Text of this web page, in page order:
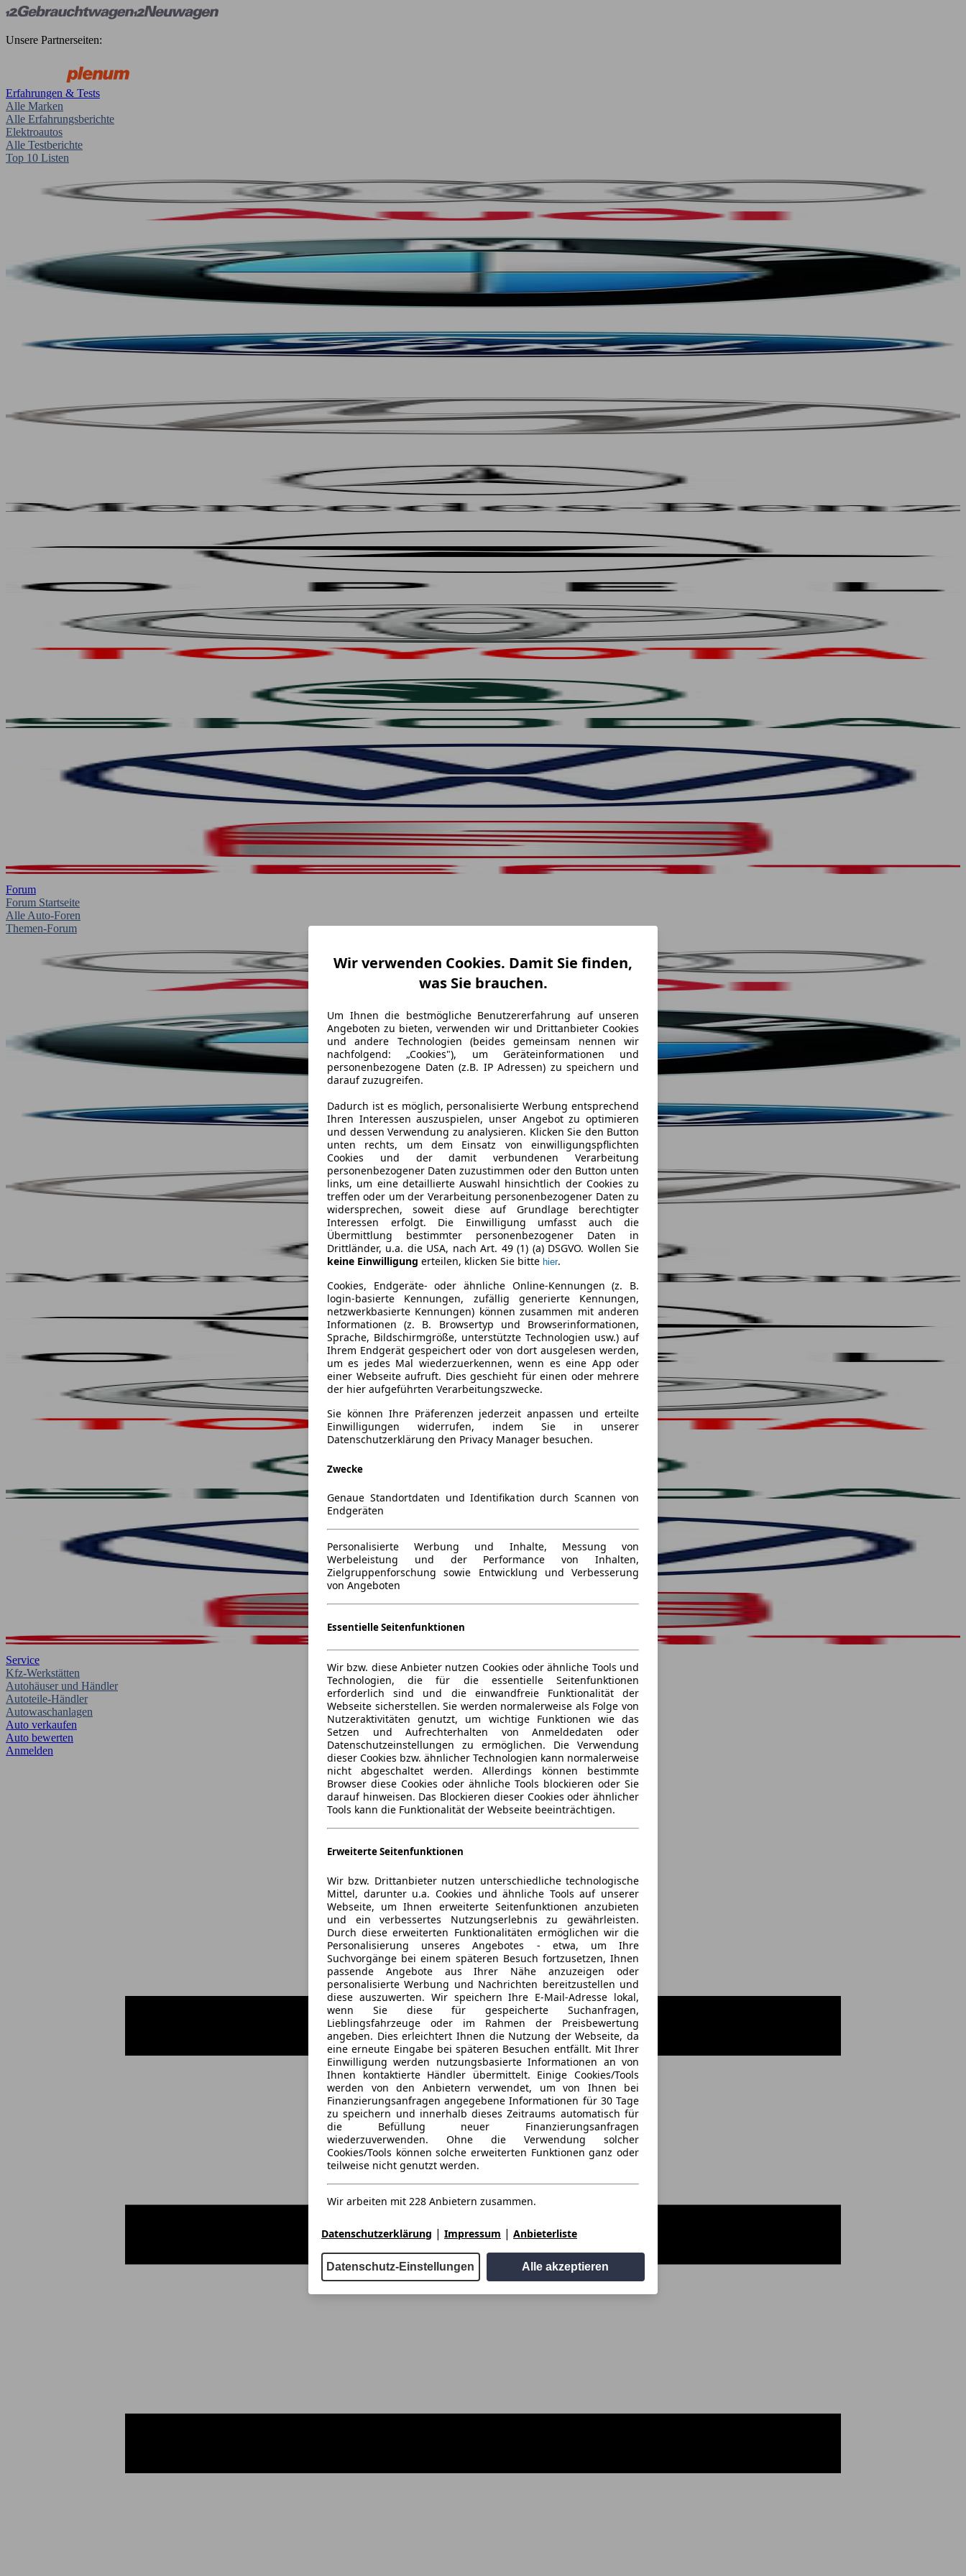
Unsere Partnerseiten:
Erfahrungen & Tests
Alle Marken
Alle Erfahrungsberichte
Elektroautos
Alle Testberichte
Top 10 Listen
Forum
Forum Startseite
Alle Auto-Foren
Themen-Forum
Service
Kfz-Werkstätten
Autohäuser und Händler
Autoteile-Händler
Autowaschanlagen
Auto verkaufen
Auto bewerten
Anmelden
Wir verwenden Cookies. Damit Sie finden,
was Sie brauchen.
Um Ihnen die bestmögliche Benutzererfahrung auf unseren
Angeboten zu bieten, verwenden wir und Drittanbieter Cookies
und andere Technologien (beides gemeinsam nennen wir
nachfolgend: „Cookies"), um Geräteinformationen und
personenbezogene Daten (z.B. IP Adressen) zu speichern und
darauf zuzugreifen.
Dadurch ist es möglich, personalisierte Werbung entsprechend
Ihren Interessen auszuspielen, unser Angebot zu optimieren
und dessen Verwendung zu analysieren. Klicken Sie den Button
unten rechts, um dem Einsatz von einwilligungspflichten
Cookies und der damit verbundenen Verarbeitung
personenbezogener Daten zuzustimmen oder den Button unten
links, um eine detaillierte Auswahl hinsichtlich der Cookies zu
treffen oder um der Verarbeitung personenbezogener Daten zu
widersprechen, soweit diese auf Grundlage berechtigter
Interessen erfolgt. Die Einwilligung umfasst auch die
Übermittlung bestimmter personenbezogener Daten in
Drittländer, u.a. die USA, nach Art. 49 (1) (a) DSGVO. Wollen Sie
keine Einwilligung erteilen, klicken Sie bitte hier.
Cookies, Endgeräte- oder ähnliche Online-Kennungen (z. B.
login-basierte Kennungen, zufällig generierte Kennungen,
netzwerkbasierte Kennungen) können zusammen mit anderen
Informationen (z. B. Browsertyp und Browserinformationen,
Sprache, Bildschirmgröße, unterstützte Technologien usw.) auf
Ihrem Endgerät gespeichert oder von dort ausgelesen werden,
um es jedes Mal wiederzuerkennen, wenn es eine App oder
einer Webseite aufruft. Dies geschieht für einen oder mehrere
der hier aufgeführten Verarbeitungszwecke.
Sie können Ihre Präferenzen jederzeit anpassen und erteilte
Einwilligungen widerrufen, indem Sie in unserer
Datenschutzerklärung den Privacy Manager besuchen.
Zwecke
Genaue Standortdaten und Identifikation durch Scannen von
Endgeräten
Personalisierte Werbung und Inhalte, Messung von
Werbeleistung und der Performance von Inhalten,
Zielgruppenforschung sowie Entwicklung und Verbesserung
von Angeboten
Essentielle Seitenfunktionen
Wir bzw. diese Anbieter nutzen Cookies oder ähnliche Tools und
Technologien, die für die essentielle Seitenfunktionen
erforderlich sind und die einwandfreie Funktionalität der
Webseite sicherstellen. Sie werden normalerweise als Folge von
Nutzeraktivitäten genutzt, um wichtige Funktionen wie das
Setzen und Aufrechterhalten von Anmeldedaten oder
Datenschutzeinstellungen zu ermöglichen. Die Verwendung
dieser Cookies bzw. ähnlicher Technologien kann normalerweise
nicht abgeschaltet werden. Allerdings können bestimmte
Browser diese Cookies oder ähnliche Tools blockieren oder Sie
darauf hinweisen. Das Blockieren dieser Cookies oder ähnlicher
Tools kann die Funktionalität der Webseite beeinträchtigen.
Erweiterte Seitenfunktionen
Wir bzw. Drittanbieter nutzen unterschiedliche technologische
Mittel, darunter u.a. Cookies und ähnliche Tools auf unserer
Webseite, um Ihnen erweiterte Seitenfunktionen anzubieten
und ein verbessertes Nutzungserlebnis zu gewährleisten.
Durch diese erweiterten Funktionalitäten ermöglichen wir die
Personalisierung unseres Angebotes - etwa, um Ihre
Suchvorgänge bei einem späteren Besuch fortzusetzen, Ihnen
passende Angebote aus Ihrer Nähe anzuzeigen oder
personalisierte Werbung und Nachrichten bereitzustellen und
diese auszuwerten. Wir speichern Ihre E-Mail-Adresse lokal,
wenn Sie diese für gespeicherte Suchanfragen,
Lieblingsfahrzeuge oder im Rahmen der Preisbewertung
angeben. Dies erleichtert Ihnen die Nutzung der Webseite, da
eine erneute Eingabe bei späteren Besuchen entfällt. Mit Ihrer
Einwilligung werden nutzungsbasierte Informationen an von
Ihnen kontaktierte Händler übermittelt. Einige Cookies/Tools
werden von den Anbietern verwendet, um von Ihnen bei
Finanzierungsanfragen angegebene Informationen für 30 Tage
zu speichern und innerhalb dieses Zeitraums automatisch für
die Befüllung neuer Finanzierungsanfragen
wiederzuverwenden. Ohne die Verwendung solcher
Cookies/Tools können solche erweiterten Funktionen ganz oder
teilweise nicht genutzt werden.
Wir arbeiten mit 228 Anbietern zusammen.
Datenschutzerklärung | Impressum | Anbieterliste
Datenschutz-Einstellungen Alle akzeptieren